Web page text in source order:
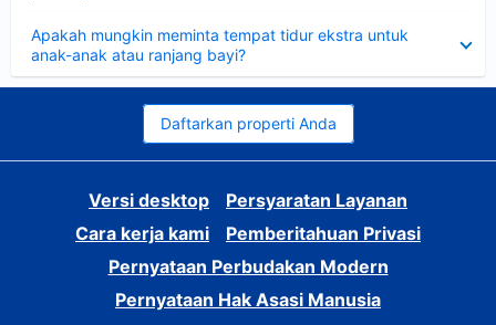
Apakah mungkin meminta tempat tidur ekstra untuk
anak-anak atau ranjang bayi?
Daftarkan properti Anda
Versi desktop
Persyaratan Layanan
Cara kerja kami
Pemberitahuan Privasi
Pernyataan Perbudakan Modern
Pernyataan Hak Asasi Manusia